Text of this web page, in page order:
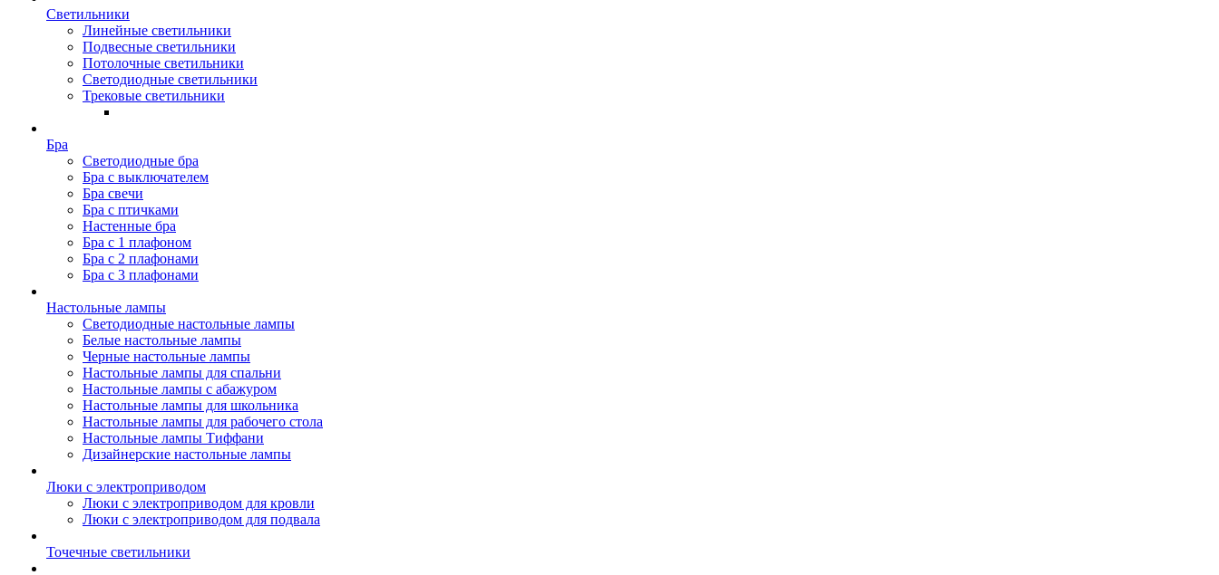
Светильники
Линейные светильники
Подвесные светильники
Потолочные светильники
Светодиодные светильники
Трековые светильники
Бра
Светодиодные бра
Бра с выключателем
Бра свечи
Бра с птичками
Настенные бра
Бра с 1 плафоном
Бра с 2 плафонами
Бра с 3 плафонами
Настольные лампы
Светодиодные настольные лампы
Белые настольные лампы
Черные настольные лампы
Настольные лампы для спальни
Настольные лампы с абажуром
Настольные лампы для школьника
Настольные лампы для рабочего стола
Настольные лампы Тиффани
Дизайнерские настольные лампы
Люки с электроприводом
Люки с электроприводом для кровли
Люки с электроприводом для подвала
Точечные светильники